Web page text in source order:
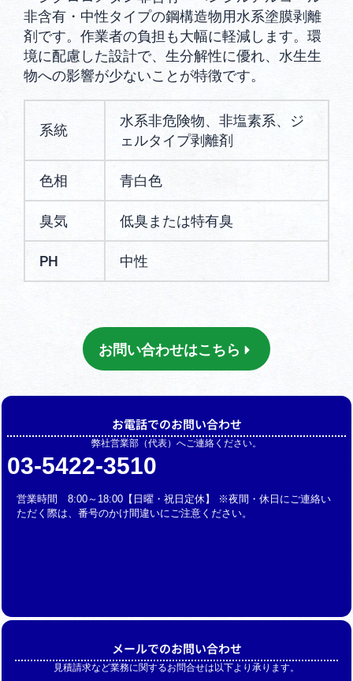
非含有・中性タイプの鋼構造物用水系塗膜剥離
剤です。作業者の負担も大幅に軽減します。環
境に配慮した設計で、生分解性に優れ、水生生
物への影響が少ないことが特徴です。
系統
水系非危険物、非塩素系、ジ
ェルタイプ剥離剤
色相 青白色
臭気 低臭または特有臭
PH 中性
お問い合わせはこちら
お電話でのお問い合わせ
弊社営業部（代表）へご連絡ください。
03-5422-3510
営業時間 8:00～18:00【日曜・祝日定休】 ※夜間・休日にご連絡い
ただく際は、番号のかけ間違いにご注意ください。
メールでのお問い合わせ
見積請求など業務に関するお問合せは以下より承ります。